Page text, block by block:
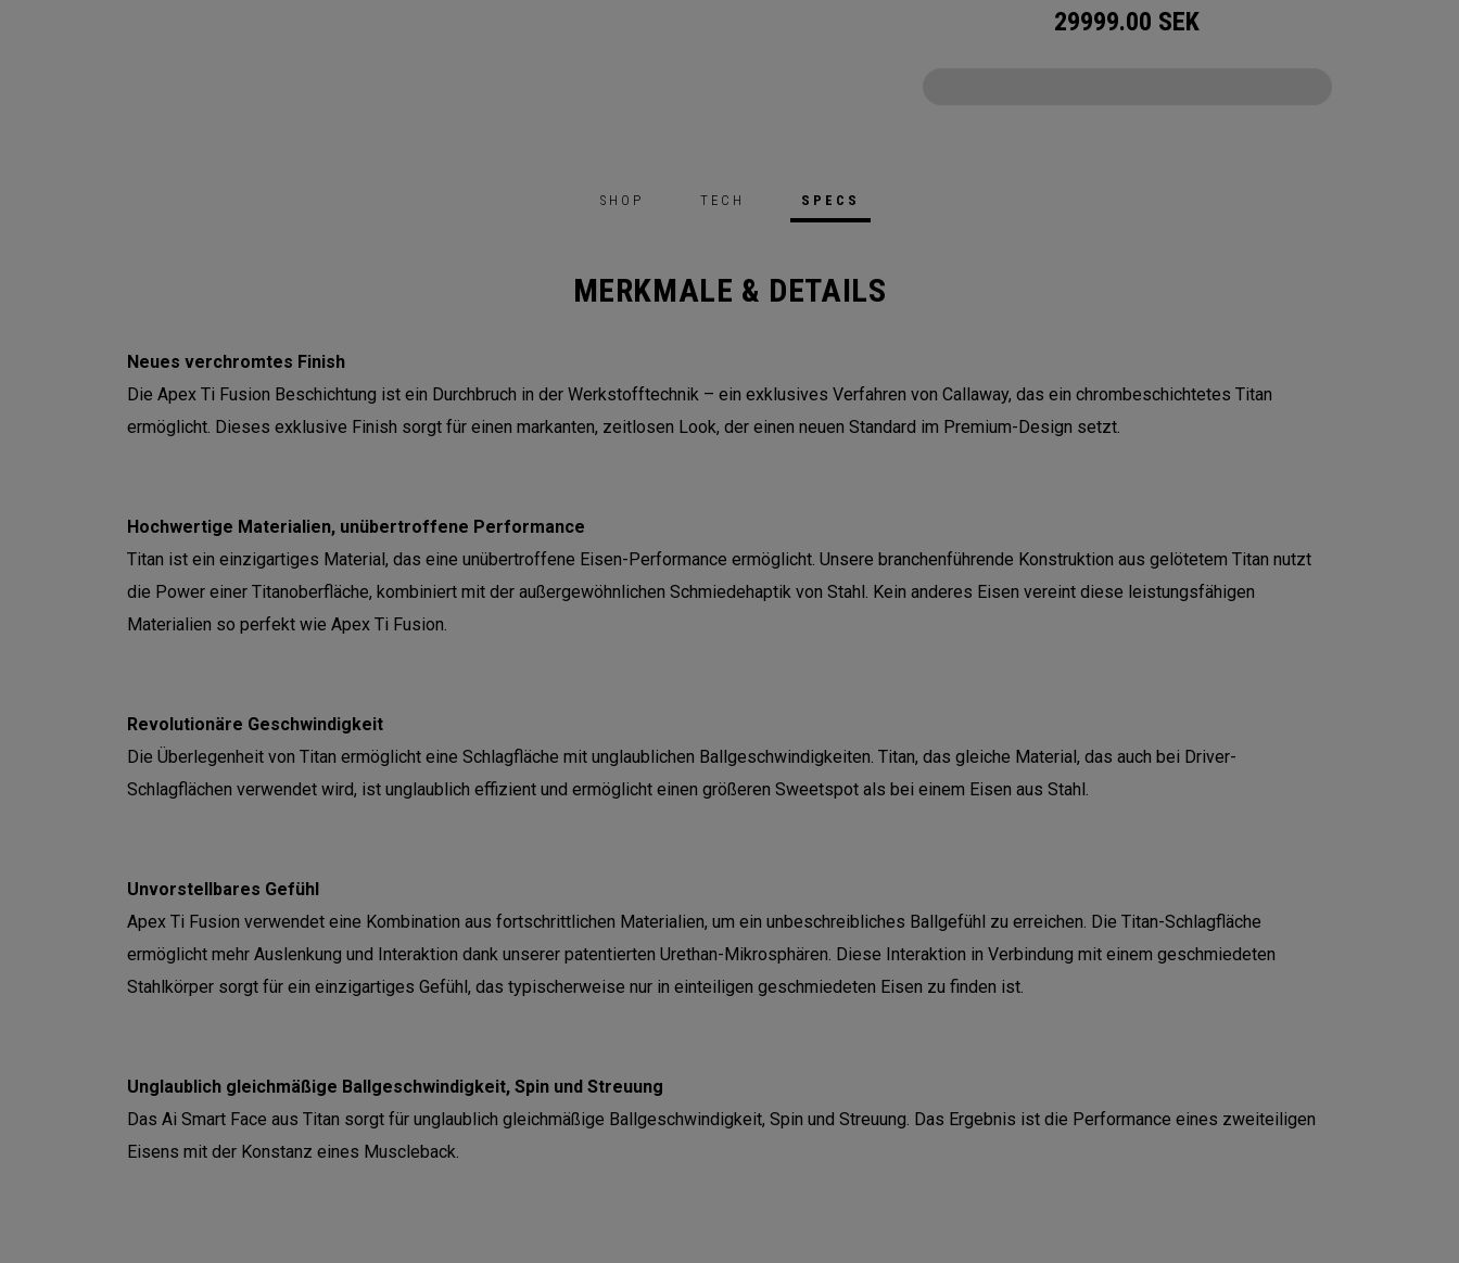
29999.00 SEK
SHOP TECH SPECS
MERKMALE & DETAILS
Neues verchromtes Finish
Die Apex Ti Fusion Beschichtung ist ein Durchbruch in der Werkstofftechnik – ein exklusives Verfahren von Callaway, das ein chrombeschichtetes Titan
ermöglicht. Dieses exklusive Finish sorgt für einen markanten, zeitlosen Look, der einen neuen Standard im Premium-Design setzt.
Hochwertige Materialien, unübertroffene Performance
Titan ist ein einzigartiges Material, das eine unübertroffene Eisen-Performance ermöglicht. Unsere branchenführende Konstruktion aus gelötetem Titan nutzt
die Power einer Titanoberfläche, kombiniert mit der außergewöhnlichen Schmiedehaptik von Stahl. Kein anderes Eisen vereint diese leistungsfähigen
Materialien so perfekt wie Apex Ti Fusion.
Revolutionäre Geschwindigkeit
Die Überlegenheit von Titan ermöglicht eine Schlagfläche mit unglaublichen Ballgeschwindigkeiten. Titan, das gleiche Material, das auch bei Driver-
Schlagflächen verwendet wird, ist unglaublich effizient und ermöglicht einen größeren Sweetspot als bei einem Eisen aus Stahl.
Unvorstellbares Gefühl
Apex Ti Fusion verwendet eine Kombination aus fortschrittlichen Materialien, um ein unbeschreibliches Ballgefühl zu erreichen. Die Titan-Schlagfläche
ermöglicht mehr Auslenkung und Interaktion dank unserer patentierten Urethan-Mikrosphären. Diese Interaktion in Verbindung mit einem geschmiedeten
Stahlkörper sorgt für ein einzigartiges Gefühl, das typischerweise nur in einteiligen geschmiedeten Eisen zu finden ist.
Unglaublich gleichmäßige Ballgeschwindigkeit, Spin und Streuung
Das Ai Smart Face aus Titan sorgt für unglaublich gleichmäßige Ballgeschwindigkeit, Spin und Streuung. Das Ergebnis ist die Performance eines zweiteiligen
Eisens mit der Konstanz eines Muscleback.